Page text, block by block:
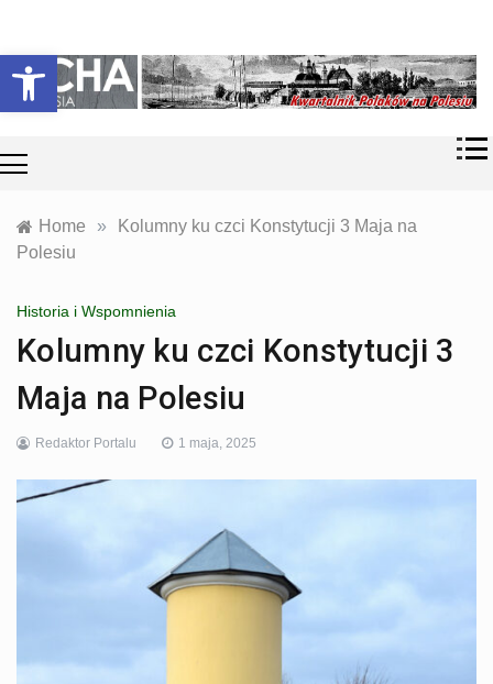
Otwórz pasek narzędzi
content
Echa
Polesia
współczesność
Polaków na
Polesiu.
Home »
Kolumny ku czci Konstytucji 3 Maja na
Polesiu
Historia i Wspomnienia
Kolumny ku czci Konstytucji 3
Maja na Polesiu
Redaktor Portalu 1 maja, 2025